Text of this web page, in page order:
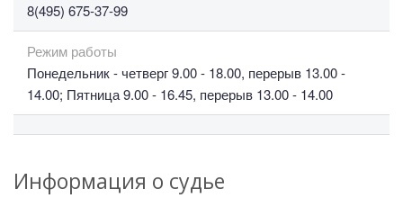
8(495) 675-37-99
Режим работы
Понедельник - четверг 9.00 - 18.00, перерыв 13.00 -
14.00; Пятница 9.00 - 16.45, перерыв 13.00 - 14.00
Информация о судье